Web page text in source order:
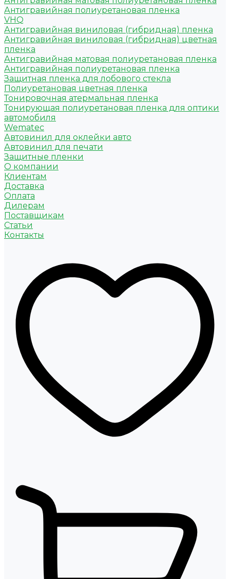
Антигравийная полиуретановая пленка
VHQ
Антигравийная виниловая (гибридная) пленка
Антигравийная виниловая (гибридная) цветная
пленка
Антигравийная матовая полиуретановая пленка
Антигравийная полиуретановая пленка
Защитная пленка для лобового стекла
Полиуретановая цветная пленка
Тонировочная атермальная пленка
Тонирующая полиуретановая пленка для оптики
автомобиля
Wematec
Автовинил для оклейки авто
Автовинил для печати
Защитные пленки
О компании
Клиентам
Доставка
Оплата
Дилерам
Поставщикам
Статьи
Контакты